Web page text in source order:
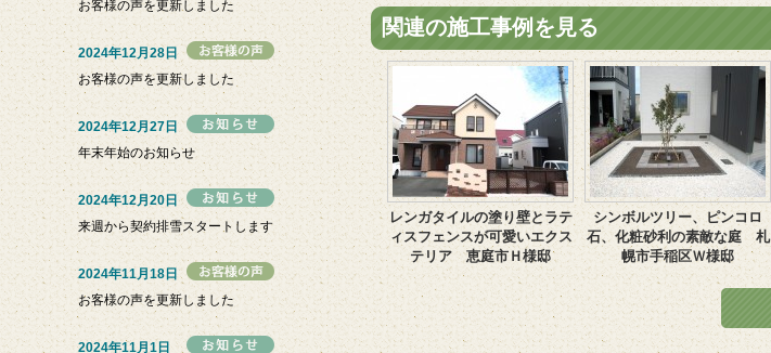
関連の施工事例を見る
レンガタイルの塗り壁とラテ
ィスフェンスが可愛いエクス
テリア 恵庭市Ｈ様邸
シンボルツリー、ピンコロ
石、化粧砂利の素敵な庭 札
幌市手稲区Ｗ様邸
お客様の声を更新しました
2024年12月28日
お客様の声を更新しました
2024年12月27日
年末年始のお知らせ
2024年12月20日
来週から契約排雪スタートします
2024年11月18日
お客様の声を更新しました
2024年11月1日